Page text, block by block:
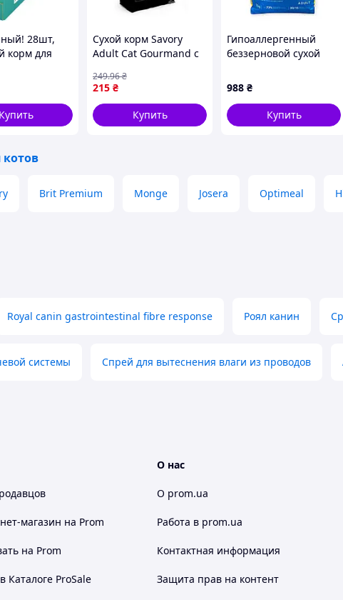
28шт,
корм для
соусе для
-
Купить
Сухой корм Savory
Adult Cat Gourmand с
рыбой для
длинношерстных
кошек 400 г
215 ₴
249.96₴
Купить
Гипоаллергенный
беззерновой сухой
Marinesse 2 кг
диетический рацион с
сушеным лососем,
картофелем и горохом
988 ₴
Купить
Brit Premium Monge Josera Optimeal
Royal canin gastrointestinal fibre response Роял канин
системы Спрей для вытеснения влаги из проводов
магазин на Prom
на Prom
Каталоге ProSale
О нас
О prom.ua
Работа в prom.ua
Контактная информация
Защита прав на контент